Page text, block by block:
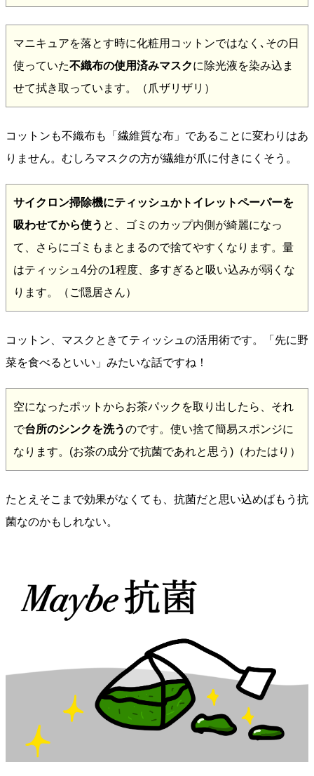
マニキュアを落とす時に化粧用コットンではなく､その日
使っていた不織布の使用済みマスクに除光液を染み込ま
せて拭き取っています。（爪ザリザリ）
コットンも不織布も「繊維質な布」であることに変わりはあ
りません。むしろマスクの方が繊維が爪に付きにくそう。
サイクロン掃除機にティッシュかトイレットペーパーを
吸わせてから使う と、ゴミのカップ内側が綺麗になっ
て、さらにゴミもまとまるので捨てやすくなります。量
はティッシュ4分の1程度、多すぎると吸い込みが弱くな
ります。（ご隠居さん）
コットン、マスクときてティッシュの活用術です。「先に野
菜を食べるといい」みたいな話ですね！
空になったポットからお茶パックを取り出したら、それ
で台所のシンクを洗うのです。使い捨て簡易スポンジに
なります。(お茶の成分で抗菌であれと思う)（わたはり）
たとえそこまで効果がなくても、抗菌だと思い込めばもう抗
菌なのかもしれない。